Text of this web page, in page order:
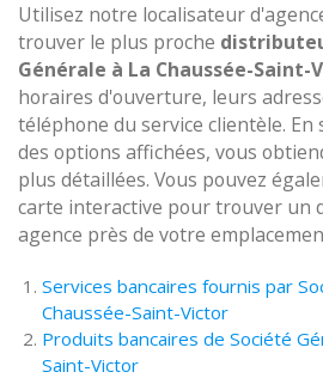
Utilisez notre localisateur
trouver le plus proche
Générale à La Chaussée-Saint-
horaires d'ouverture, leurs
téléphone du service clientèle.
des options affichées, vous
plus détaillées. Vous pouvez
carte interactive pour trouver un
agence près de votre
Services bancaires fournis par
Chaussée-Saint-Victor
Produits bancaires de Société
Saint-Victor